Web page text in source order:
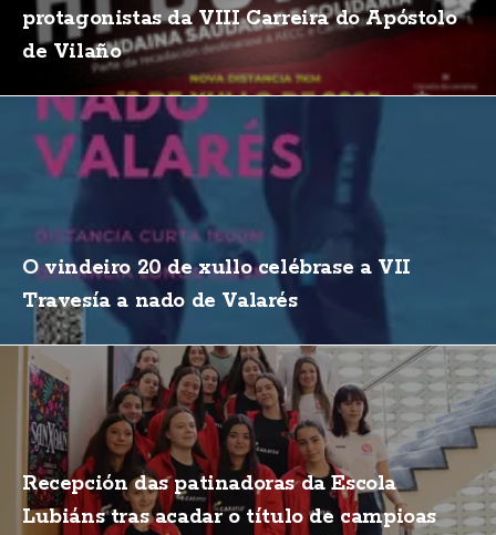
protagonistas da VIII Carreira do Apóstolo
de Vilaño
O vindeiro 20 de xullo celébrase a VII
Travesía a nado de Valarés
Recepción das patinadoras da Escola
Lubiáns tras acadar o título de campioas